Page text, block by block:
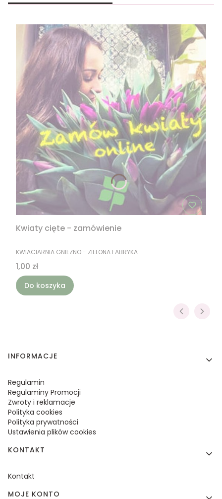
Kwiaty cięte - zamówienie
PRODUCENT
KWIACIARNIA GNIEZNO - ZIELONA FABRYKA
Cena
1,00 zł
Do koszyka
Linki w stopce
INFORMACJE
Regulamin
Regulaminy Promocji
Zwroty i reklamacje
Polityka cookies
Polityka prywatności
Ustawienia plików cookies
KONTAKT
Kontakt
MOJE KONTO